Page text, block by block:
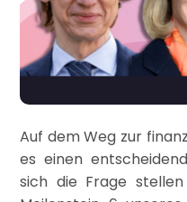
Auf dem Weg zur
es einen
sich die Frage